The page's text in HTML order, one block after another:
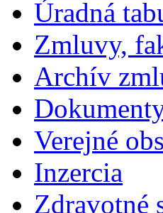
Úradná
Zmluvy,
Archív
Verejné
Inzercia
Zdravotné